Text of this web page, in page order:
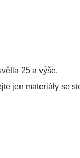
25 a výše.
jen materiály se